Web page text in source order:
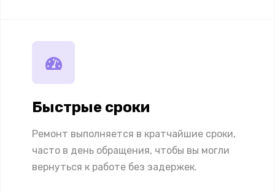
Быстрые сроки
Ремонт выполняется в кратчайшие сроки,
часто в день обращения, чтобы вы могли
вернуться к работе без задержек.